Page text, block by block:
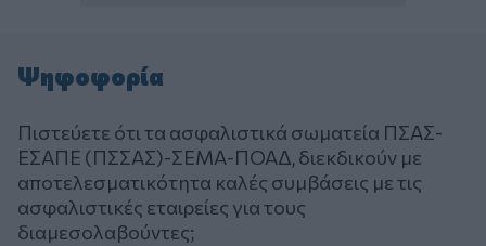
Ψηφοφορία
Πιστεύετε ότι τα ασφαλιστικά σωματεία ΠΣΑΣ-
ΕΣΑΠΕ (ΠΣΣΑΣ)-ΣΕΜΑ-ΠΟΑΔ, διεκδικούν με
αποτελεσματικότητα καλές συμβάσεις με τις
ασφαλιστικές εταιρείες για τους
διαμεσολαβούντες;